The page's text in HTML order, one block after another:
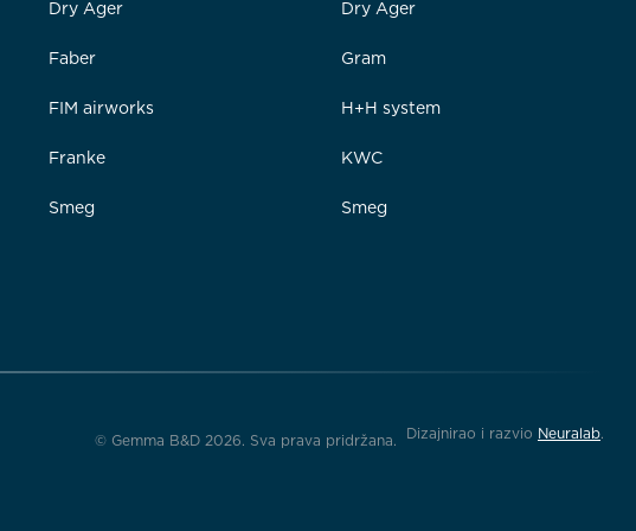
Dry Ager
Faber
FIM airworks
Franke
Smeg
Dry Ager
Gram
H+H system
KWC
Smeg
© Gemma B&D 2026. Sva prava pridržana. Dizajnirao i razvio Neuralab.